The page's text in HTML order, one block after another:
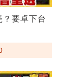
要卓下台